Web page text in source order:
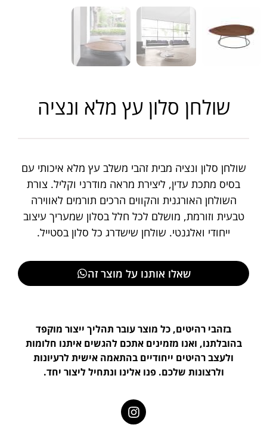
שולחן סלון עץ מלא ונציה
שולחן סלון ונציה מבית זהבי משלב עץ מלא איכותי עם
בסיס מתכת עדין, ליצירת מראה מודרני וקליל. צורת
השולחן האורגנית והקווים הרכים תורמים לאווירה
טבעית וזורמת, מושלם לכל חלל בסלון שמעריך עיצוב
ייחודי ואלגנטי. שולחן שישדרג כל סלון בסטייל.
שאלו אותנו על מוצר זה
בזהבי רהיטים, כל מוצר עובר תהליך ייצור מוקפד
בהובלתנו, ואנו מזמינים אתכם להגשים איתנו חלומות
ולעצב רהיטים ייחודיים בהתאמה אישית לרעיונות
ולרצונות שלכם. פנו אלינו ונתחיל ליצור יחד.